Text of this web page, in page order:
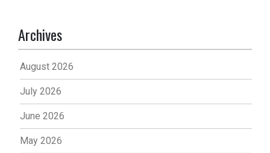
Archives
August 2026
July 2026
June 2026
May 2026